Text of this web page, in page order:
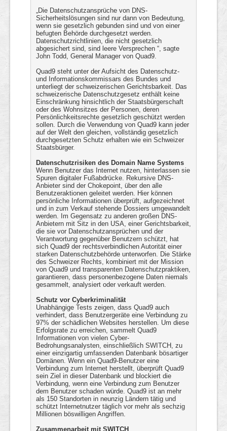
„Die Datenschutzansprüche von DNS-
Sicherheitslösungen sind nur dann von Bedeutung,
wenn sie gesetzlich gebunden sind und von einer
befugten Behörde durchgesetzt werden.
Datenschutzrichtlinien, die nicht gesetzlich
abgesichert sind, sind leere Versprechen “, sagte
John Todd, General Manager von Quad9.
Quad9 steht unter der Aufsicht des Datenschutz-
und Informationskommissars des Bundes und
unterliegt der schweizerischen Gerichtsbarkeit. Das
schweizerische Datenschutzgesetz enthält keine
Einschränkung hinsichtlich der Staatsbürgerschaft
oder des Wohnsitzes der Personen, deren
Persönlichkeitsrechte gesetzlich geschützt werden
sollen. Durch die Verwendung von Quad9 kann jeder
auf der Welt den gleichen, vollständig gesetzlich
durchgesetzten Schutz erhalten wie ein Schweizer
Staatsbürger.
Datenschutzrisiken des Domain Name Systems
Wenn Benutzer das Internet nutzen, hinterlassen sie
Spuren digitaler Fußabdrücke. Rekursive DNS-
Anbieter sind der Chokepoint, über den alle
Benutzeraktionen geleitet werden. Hier können
persönliche Informationen überprüft, aufgezeichnet
und in zum Verkauf stehende Dossiers umgewandelt
werden. Im Gegensatz zu anderen großen DNS-
Anbietern mit Sitz in den USA, einer Gerichtsbarkeit,
die sie vor Datenschutzansprüchen und der
Verantwortung gegenüber Benutzern schützt, hat
sich Quad9 der rechtsverbindlichen Autorität einer
starken Datenschutzbehörde unterworfen. Die Stärke
des Schweizer Rechts, kombiniert mit der Mission
von Quad9 und transparenten Datenschutzpraktiken,
garantieren, dass personenbezogene Daten niemals
gesammelt, analysiert oder verkauft werden.
Schutz vor Cyberkriminalität
Unabhängige Tests zeigen, dass Quad9 auch
verhindert, dass Benutzergeräte eine Verbindung zu
97% der schädlichen Websites herstellen. Um diese
Erfolgsrate zu erreichen, sammelt Quad9
Informationen von vielen Cyber-
Bedrohungsanalysten, einschließlich SWITCH, zu
einer einzigartig umfassenden Datenbank bösartiger
Domänen. Wenn ein Quad9-Benutzer eine
Verbindung zum Internet herstellt, überprüft Quad9
sein Ziel in dieser Datenbank und blockiert die
Verbindung, wenn eine Verbindung zum Benutzer
dem Benutzer schaden würde. Quad9 ist an mehr
als 150 Standorten in neunzig Ländern tätig und
schützt Internetnutzer täglich vor mehr als sechzig
Millionen böswilligen Angriffen.
Zusammenarbeit mit SWITCH